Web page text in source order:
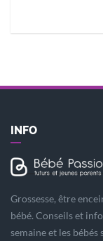
INFO
Grossesse, être
bébé. Conseils et
semaine et les bébés